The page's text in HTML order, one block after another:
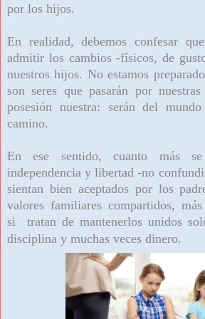
por los hijos.
En realidad, debemos confesar
admitir los cambios -físicos, de
nuestros hijos. No estamos
son seres que pasarán por
posesión nuestra: serán del
camino.
En ese sentido, cuanto más
independencia y libertad -no
sientan bien aceptados por los
valores familiares compartidos,
si tratan de mantenerlos unidos
disciplina y muchas veces dinero.